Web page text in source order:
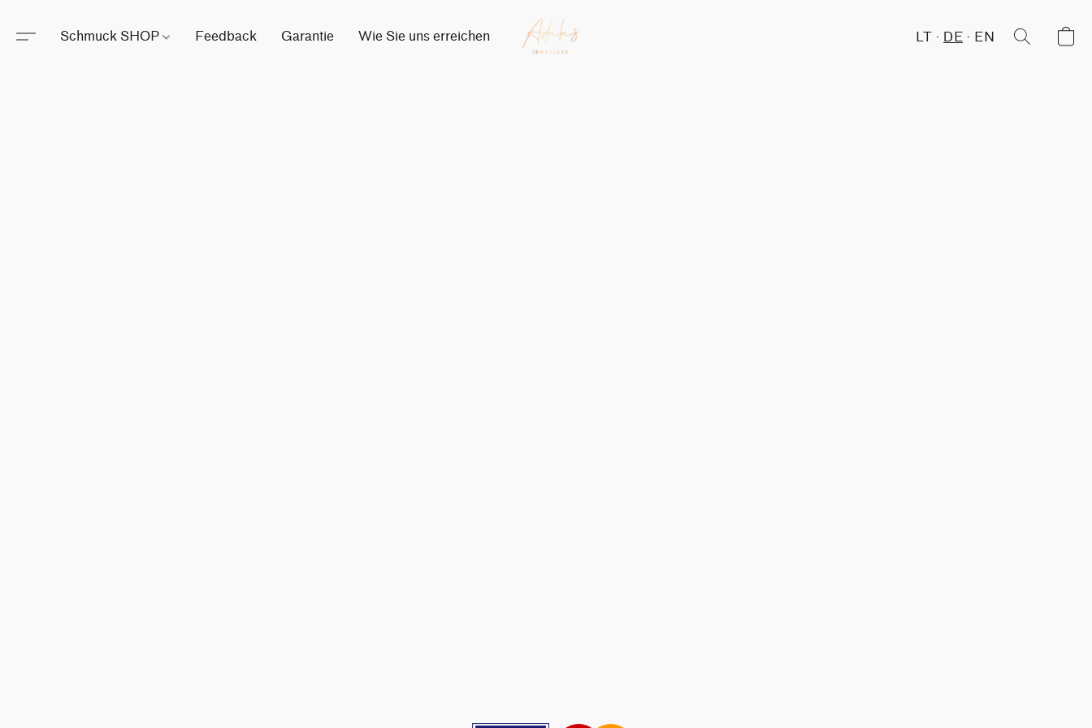
Schmuck SHOP Feedback Garantie Wie Sie uns erreichen LT DE EN